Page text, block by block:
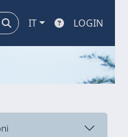
IT LOGIN